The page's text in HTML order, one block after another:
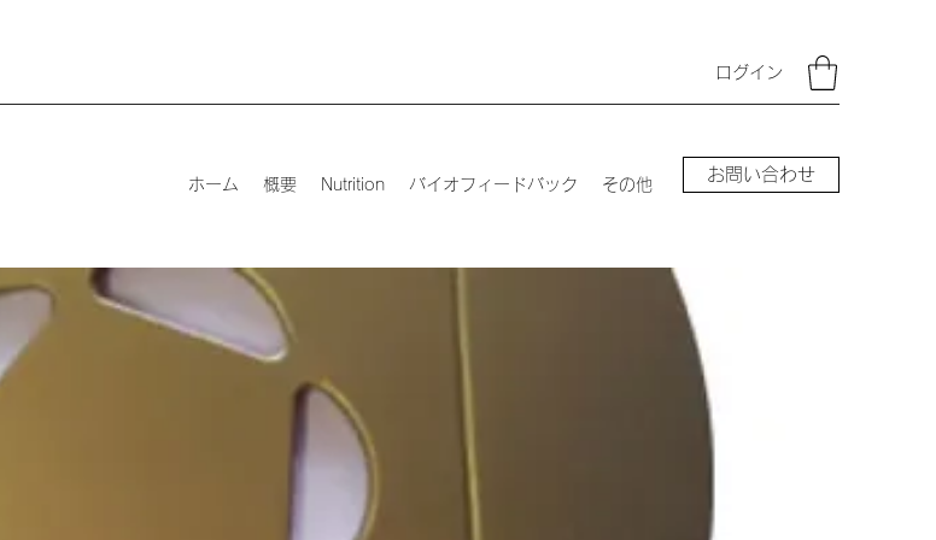
ログイン
ホーム 概要 Nutrition バイオフィードバック その他
お問い合わせ